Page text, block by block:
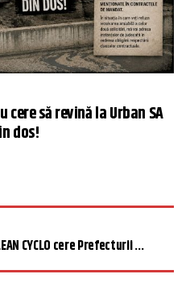
să revină la Urban SA
dos!
CYCLO cere Prefecturii ...